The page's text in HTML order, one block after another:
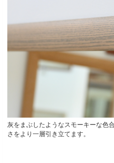
灰をまぶしたようなスモーキーな色
さをより一層引き立てます。